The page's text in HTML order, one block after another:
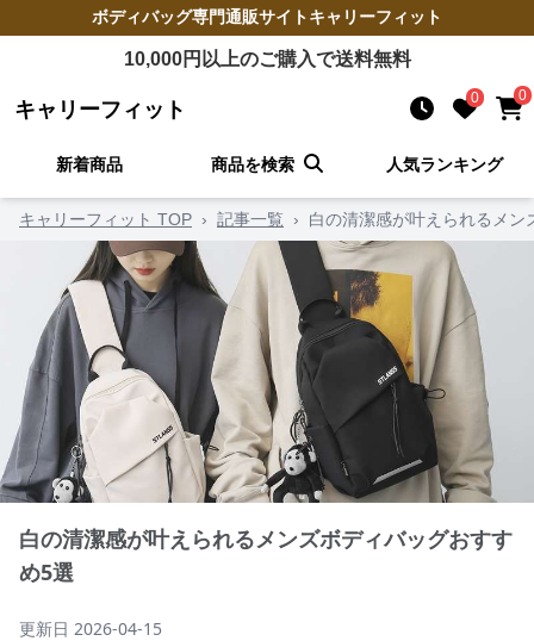
ボディバッグ専門通販サイトキャリーフィット
10,000円以上のご購入で送料無料
キャリーフィット 0 0
新着商品 商品を検索 人気ランキング
キャリーフィット TOP › 記事一覧 › 白の清潔感が叶えられるメ
白の清潔感が叶えられるメンズボディバッグおすす
め5選
更新日 2026-04-15